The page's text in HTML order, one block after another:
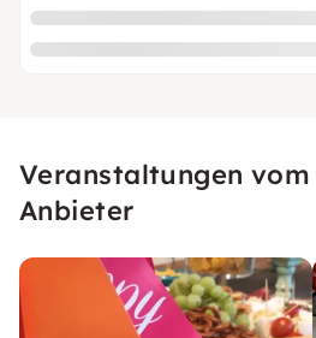
Veranstaltungen vom
Anbieter